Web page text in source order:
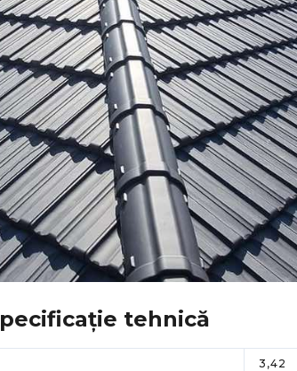
tehnică
3,42